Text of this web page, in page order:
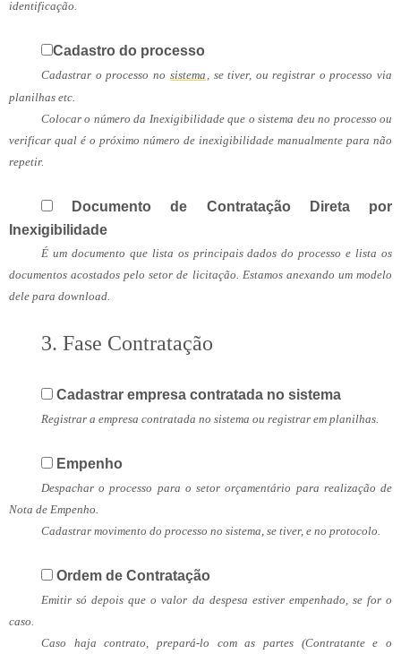
identificação.
Cadastro do processo
Cadastrar o processo no sistema
, se tiver, ou registrar o processo via
planilhas etc.
Colocar o número da Inexigibilidade que o sistema deu no processo ou
verificar qual é o próximo número de inexigibilidade manualmente para não
repetir.
Documento de Contratação Direta por
Inexigibilidade
É um documento que lista os principais dados do processo e lista os
documentos acostados pelo setor de licitação. Estamos anexando um modelo
dele para download.
3. Fase Contratação
Cadastrar empresa contratada no sistema
Registrar a empresa contratada no sistema ou registrar em planilhas.
Empenho
Despachar o processo para o setor orçamentário para realização de
Nota de Empenho.
Cadastrar movimento do processo no sistema, se tiver, e no protocolo.
Ordem de Contratação
Emitir só depois que o valor da despesa estiver empenhado, se for o
caso.
Caso haja contrato, prepará-lo com as partes (Contratante e o